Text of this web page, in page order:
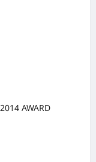
AWARD